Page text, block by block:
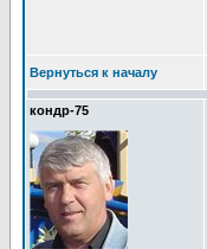
Вернуться к началу
кондр-75